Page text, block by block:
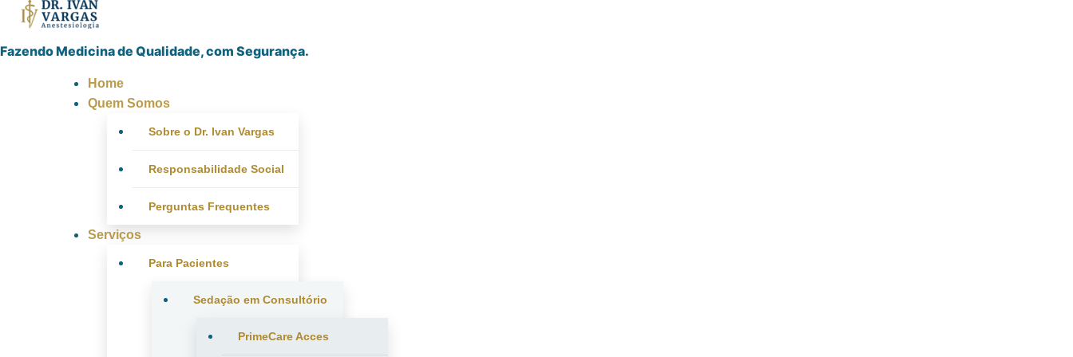
Fazendo Medicina de Qualidade, com Segurança.
Home
Quem Somos
Sobre o Dr. Ivan Vargas
Responsabilidade Social
Perguntas Frequentes
Serviços
Para Pacientes
Sedação em Consultório
PrimeCare Acces